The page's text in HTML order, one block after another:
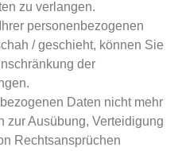
zu verlangen.
personenbezogenen
/ geschieht, können Sie
der
Daten nicht mehr
zur Ausübung, Verteidigung
Rechtsansprüchen